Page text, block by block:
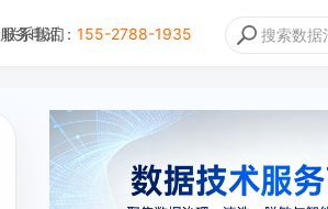
服务电话： 155-2788-1935
联系我们